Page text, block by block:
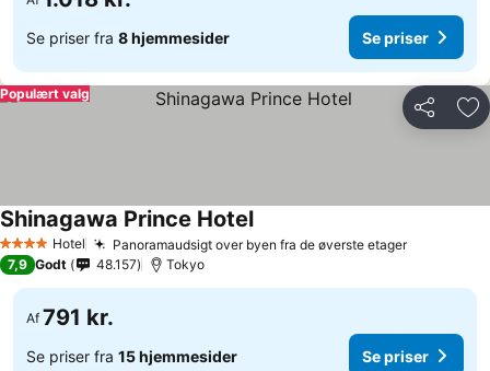
Se priser fra 8 hjemmesider Se priser
Del
Populært valg
4 StjernerHotel Panoramaudsigt over byen fra de øverste etager
Shinagawa Prince Hotel
7,9 Godt 48.157 Tokyo
Af 791 kr.
Se priser fra 15 hjemmesider Se priser